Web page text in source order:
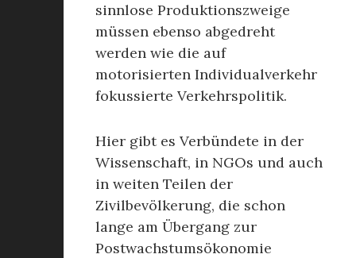
sinnlose Produktionszweige
müssen ebenso abgedreht
werden wie die auf
motorisierten Individualverkehr
fokussierte Verkehrspolitik.
Hier gibt es Verbündete in der
Wissenschaft, in NGOs und auch
in weiten Teilen der
Zivilbevölkerung, die schon
lange am Übergang zur
Postwachstumsökonomie